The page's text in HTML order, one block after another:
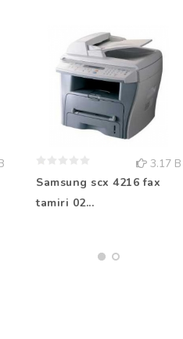
3.17 B
Samsung scx 4216 fax
tamiri 02...